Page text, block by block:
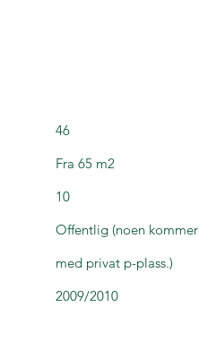
46
Fra 65 m2
10
Offentlig (noen kommer
med privat p-plass.)
2009/2010